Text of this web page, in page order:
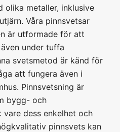
olika metaller, inklusive
Våra pinnsvetsar
är utformade för att
under tuffa
svetsmetod är känd för
att fungera även i
Pinnsvetsning är
bygg- och
dess enkelhet och
pinnsvets kan